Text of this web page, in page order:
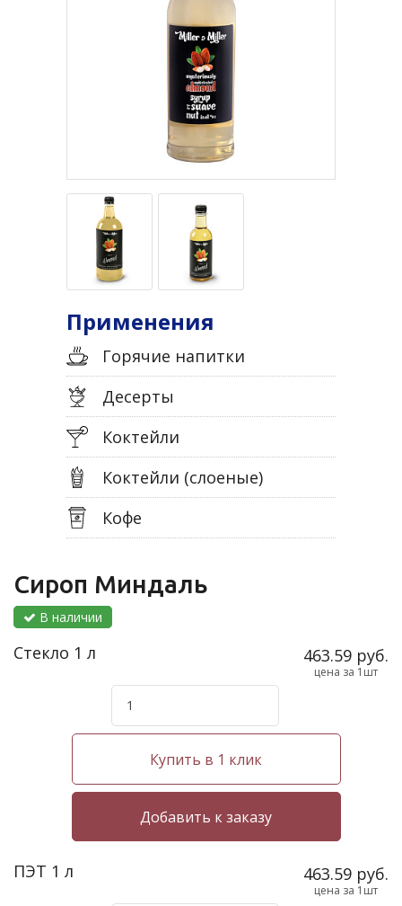
Применения
Горячие напитки
Десерты
Коктейли
Коктейли (слоеные)
Кофе
Сироп Миндаль
В наличии
Стекло 1 л 463.59 руб.
цена за 1шт
Купить в 1 клик
ПЭТ 1 л 463.59 руб.
цена за 1шт